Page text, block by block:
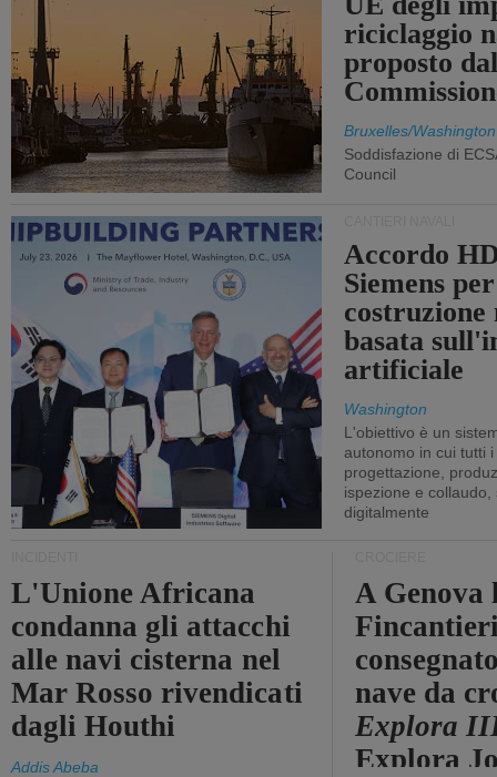
riciclaggio
proposto
Bruxelles/Washington
Soddisfazione di
Council
Accordo
Siemens
costruzione
basata
artificiale
Washington
L'obiettivo è un
autonomo in cui tutti
progettazione,
ispezione e collaudo,
digitalmente
L'Unione Africana
condanna gli attacchi
alle navi cisterna nel
Mar Rosso rivendicati
dagli Houthi
Addis Abeba
A Genova
nave da
Explora
Explora